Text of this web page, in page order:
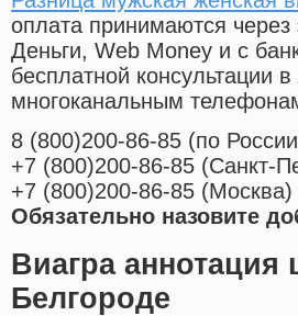
оплата принимаются
Деньги, Web Money и с
бесплатной консультации
многоканальным
8 (800)200-86-85 (по
+7 (800)200-86-85 (Санкт-
+7 (800)200-86-85 (Москва)
Обязательно назовите
Виагра аннотация
Белгороде